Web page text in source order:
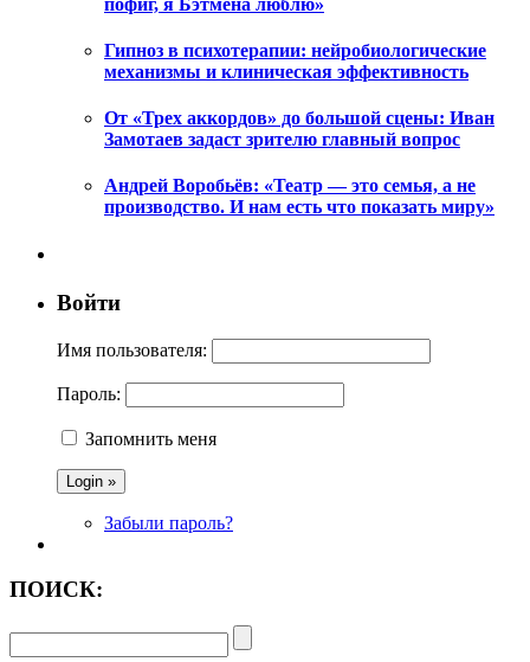
Гипноз в психотерапии: нейробиологические
механизмы и клиническая эффективность
От «Трех аккордов» до большой сцены: Иван
Замотаев задаст зрителю главный вопрос
Андрей Воробьёв: «Театр — это семья, а не
производство. И нам есть что показать миру»
Войти
Имя пользователя:
Пароль:
Запомнить меня
Забыли пароль?
ПОИСК: